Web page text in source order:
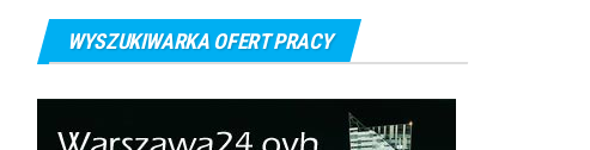
WYSZUKIWARKA OFERT PRACY